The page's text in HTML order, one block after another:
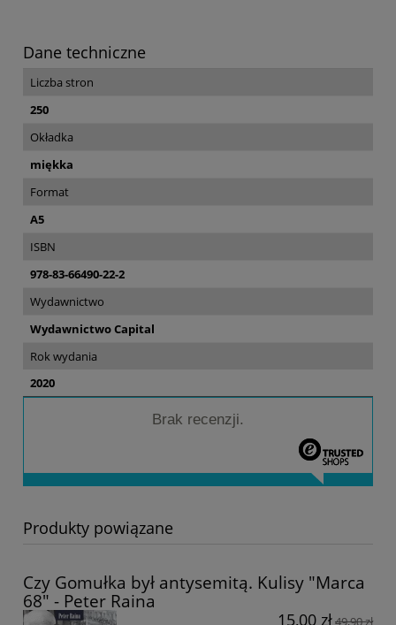
Dane techniczne
Liczba stron
250
Okładka
miękka
Format
A5
ISBN
978-83-66490-22-2
Wydawnictwo
Wydawnictwo Capital
Rok wydania
2020
Brak recenzji.
Produkty powiązane
Czy Gomułka był antysemitą. Kulisy "Marca
68" - Peter Raina
15,00 zł49,90 zł